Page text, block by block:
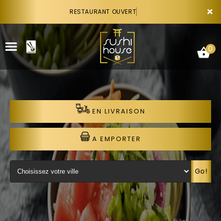
×
RESTAURANT OUVERT
VOTRE COMPTE
NOTRE RESTAURANT
VOS AVIS
0
EN LIVRAISON
A EMPORTER
Go!